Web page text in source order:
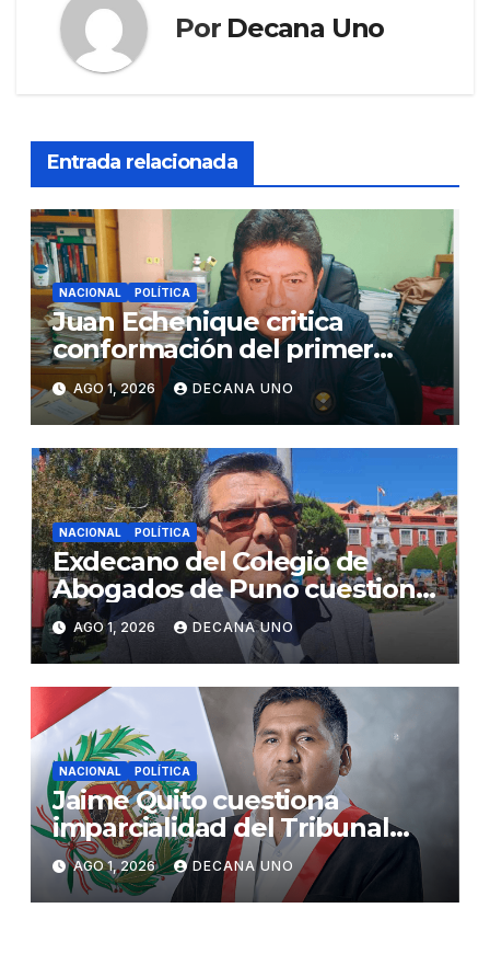
Por Decana Uno
Entrada relacionada
NACIONAL POLÍTICA
Juan Echenique critica
conformación del primer
gabinete ministerial de Keiko
Fujimori
AGO 1, 2026 DECANA UNO
NACIONAL POLÍTICA
Exdecano del Colegio de
Abogados de Puno cuestiona
propuestas sobre seguridad
ciudadana
AGO 1, 2026 DECANA UNO
NACIONAL POLÍTICA
Jaime Quito cuestiona
imparcialidad del Tribunal
Constitucional tras liberación
de Ollanta Humala
AGO 1, 2026 DECANA UNO